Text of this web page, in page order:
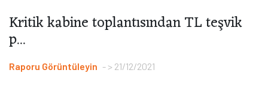
Kritik kabine toplantısından TL teşvik
p...
Raporu Görüntüleyin > 21/12/2021